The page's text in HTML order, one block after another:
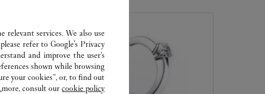
relevant services. We also use
refer toGoogle's Privacy
and improve the user’s
shown while browsing.
your cookies”, or, to find out
more, consult ourcookie policy.